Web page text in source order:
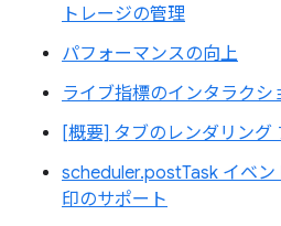
トレージの管理
パフォーマンスの向上
ライブ指標のインタラクシ
[概要] タブのレンダリング
scheduler.postTask イベ
印のサポート